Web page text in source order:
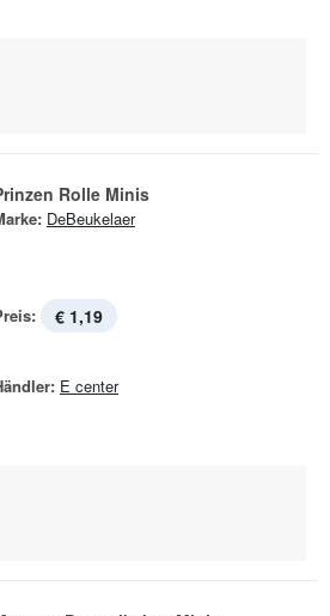
Rolle Minis
DeBeukelaer
€ 1,19
E center